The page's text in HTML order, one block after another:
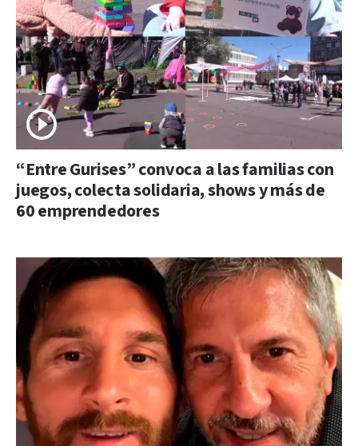
“Entre Gurises” convoca a las familias con
juegos, colecta solidaria, shows y más de
60 emprendedores